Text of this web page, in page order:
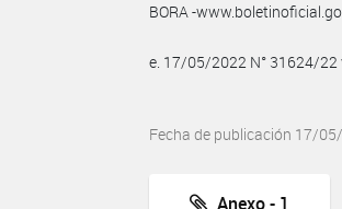
BORA -
e. 17/05/2022 N° 31624/
Fecha de publicación 17/
Anexo - 1